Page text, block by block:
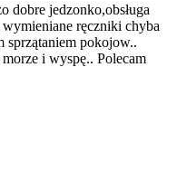
dobre jedzonko,obsługa
wymieniane ręczniki chyba
sprzątaniem pokojow..
i wyspę.. Polecam